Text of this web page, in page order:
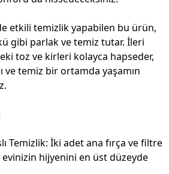
etkili temizlik yapabilen bu ürün,
gibi parlak ve temiz tutar. İleri
toz ve kirleri kolayca hapseder,
ve temiz bir ortamda yaşamın
Temizlik: İki adet ana fırça ve filtre
evinizin hijyenini en üst düzeyde